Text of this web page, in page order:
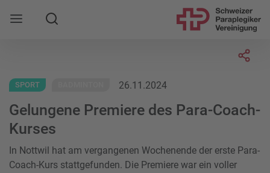
Mobile Navigation öffnen
Suche
SPORT 26.11.2024
Gelungene Premiere des Para-Coach-
Kurses
In Nottwil hat am vergangenen Wochenende der erste Para-
Coach-Kurs stattgefunden. Die Premiere war ein voller